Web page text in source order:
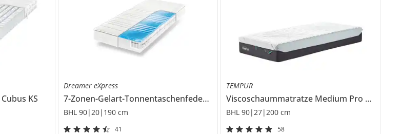
Cubus KS
Dreamer eXpress
7-Zonen-Gelart-Tonnentaschenfederkernmatratze Flexo 3
BHL 90|20|190 cm
41
TEMPUR
Viscoschaummatratze Medium Pro Plus CoolQuilt
BHL 90|27|200 cm
58